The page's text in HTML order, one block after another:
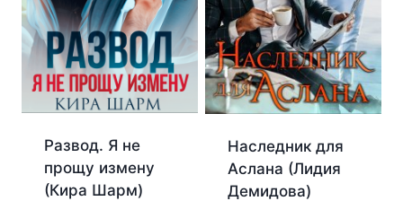
Развод. Я не
прощу измену
(Кира Шарм)
Наследник для
Аслана (Лидия
Демидова)